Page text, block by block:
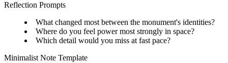
Reflection Prompts
What changed most between the monument's identities?
Where do you feel power most strongly in space?
Which detail would you miss at fast pace?
Minimalist Note Template